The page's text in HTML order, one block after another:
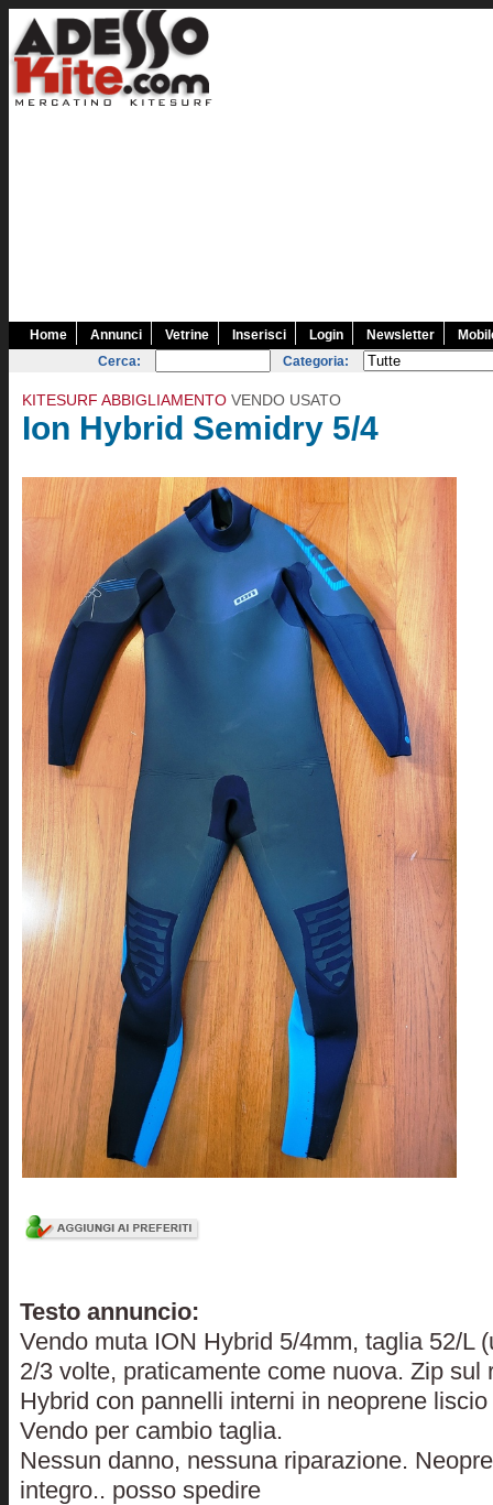
Home Annunci Vetrine Inserisci Login Newsletter
Cerca:
Categoria:
KITESURF ABBIGLIAMENTO VENDO USATO
Ion Hybrid Semidry 5/4
Testo annuncio:
Vendo muta ION Hybrid 5/4mm, taglia 52/L
2/3 volte, praticamente come nuova. Zip sul
Hybrid con pannelli interni in neoprene
Vendo per cambio taglia.
Nessun danno, nessuna riparazione.
integro.. posso spedire